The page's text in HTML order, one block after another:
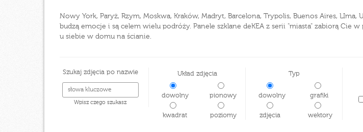
Nowy York, Paryż, Rzym, Moskwa, Kraków, Madryt, Barcelona, Trypolis, Buenos Aires,
budzą emocje i są celem wielu podróży. Panele szklane deKEA z serii "miasta" zabiorą
u siebie w domu na ścianie.
Szukaj zdjęcia po nazwie
Wpisz czego szukasz
Układ zdjęcia
dowolny
kwadrat
pionowy
poziomy
Typ
dowolny
zdjęcia
grafiki
wektory